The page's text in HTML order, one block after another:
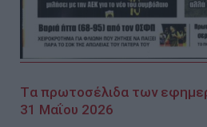
Tα πρωτοσέλιδα των
31 Μαΐου 2026